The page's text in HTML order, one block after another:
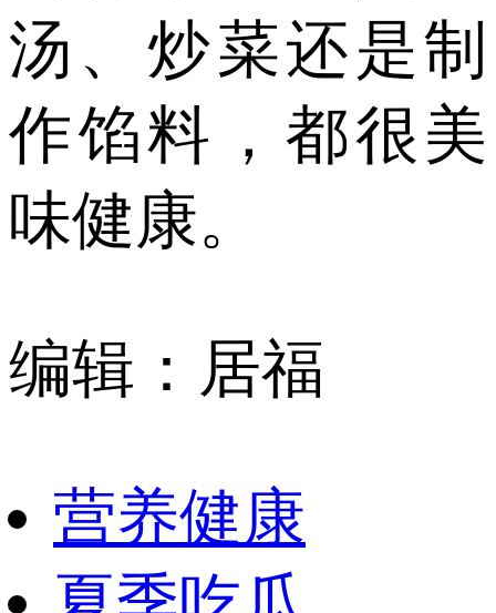
汤、炒菜还是制
作馅料，都很美
味健康。
编辑：居福
营养健康